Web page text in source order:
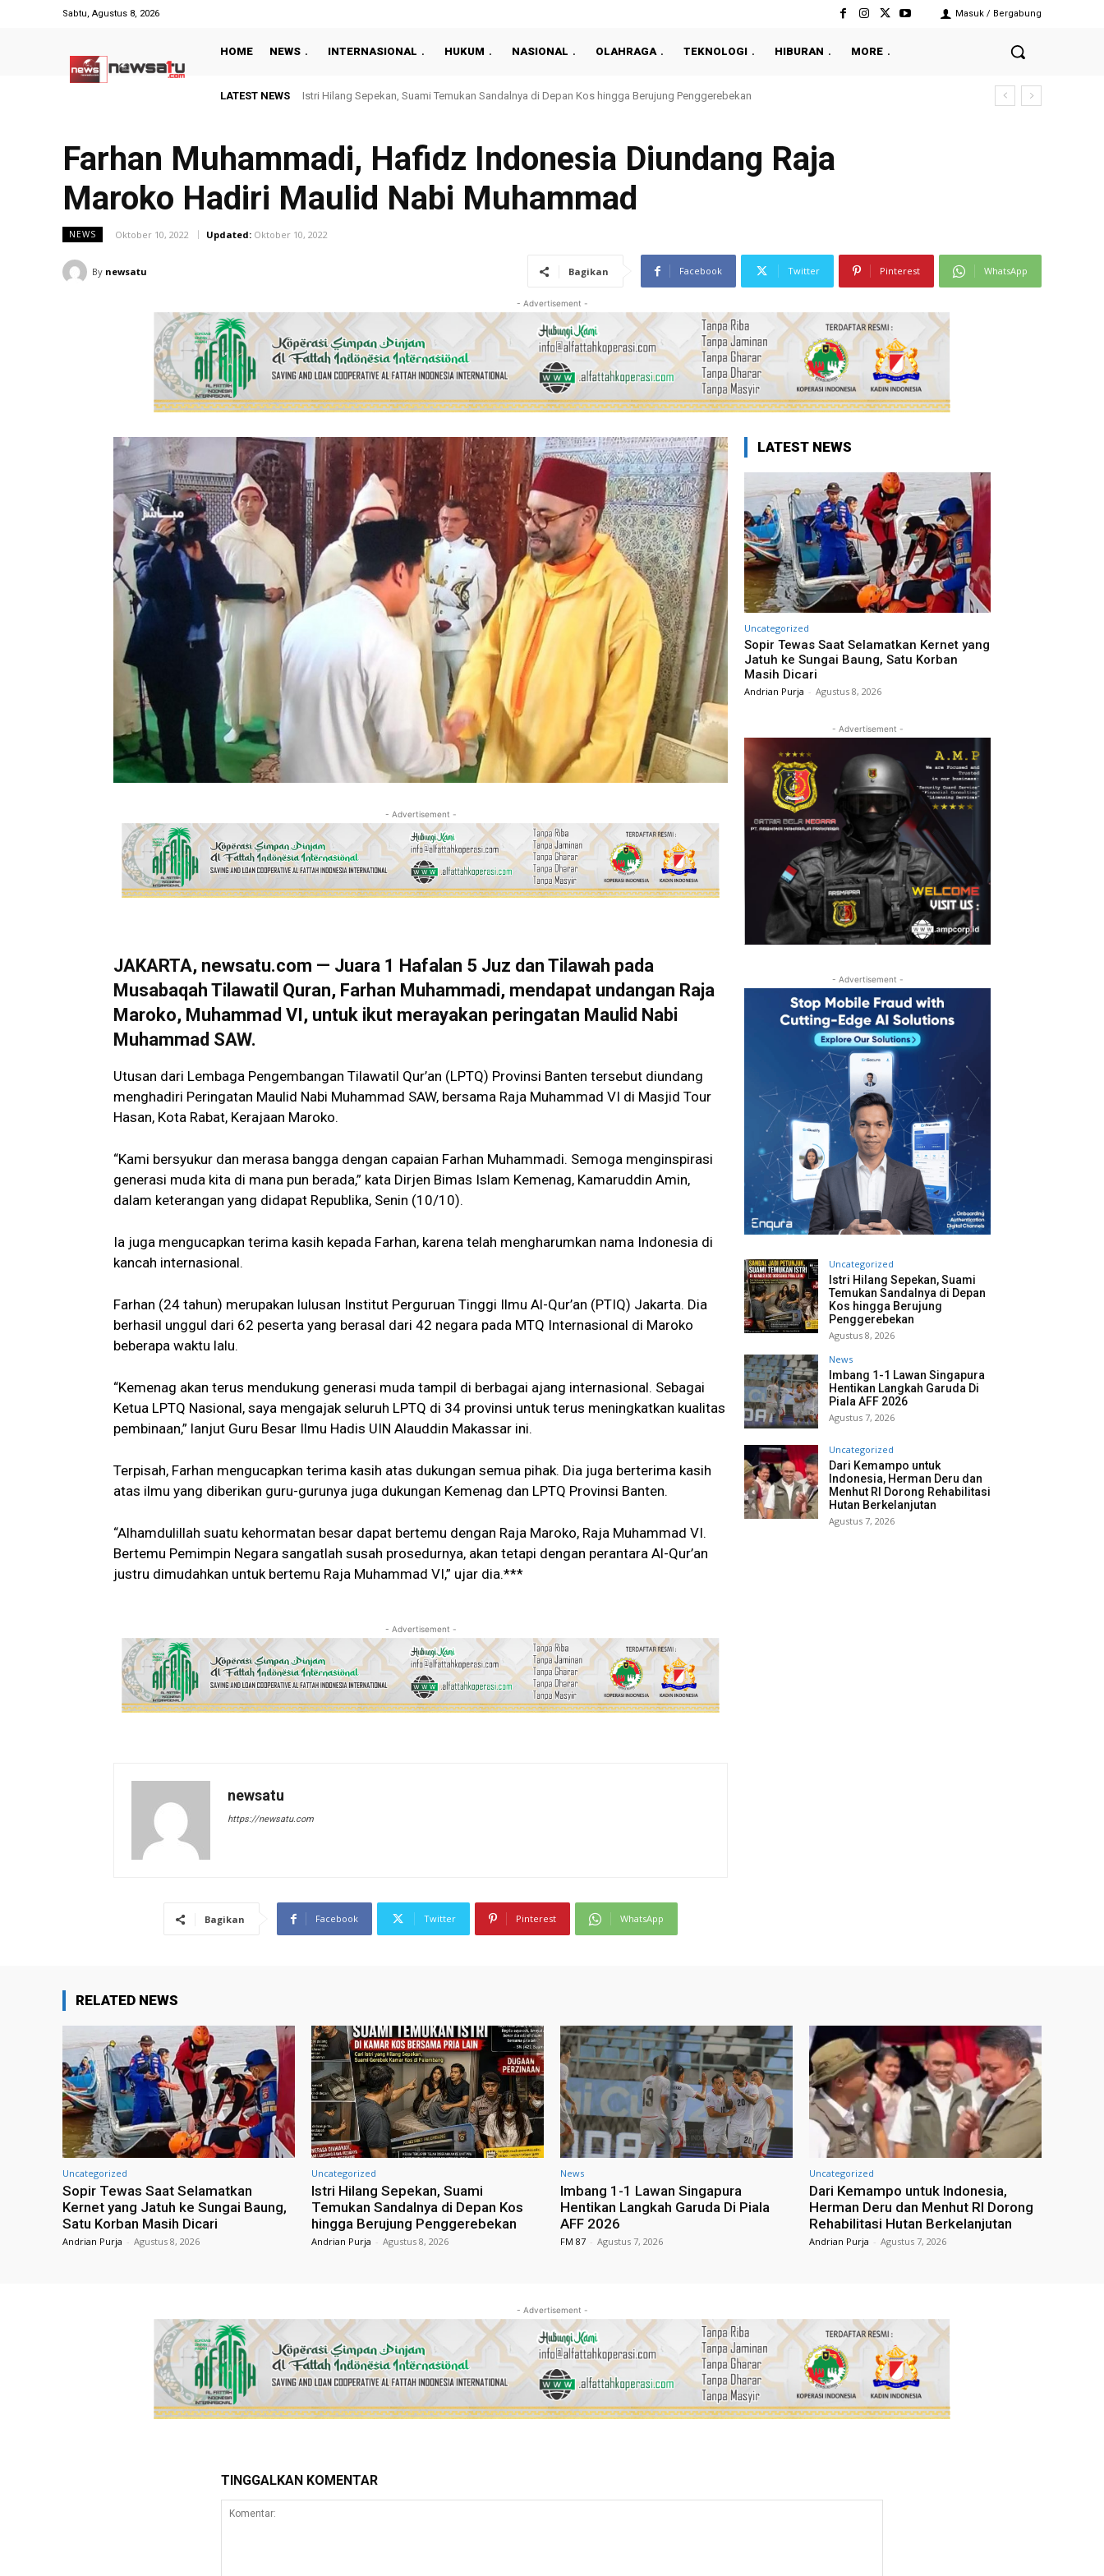
Sabtu, Agustus 8, 2026 Masuk / Bergabung
HOME NEWS INTERNASIONAL HUKUM NASIONAL OLAHRAGA TEKNOLOGI HIBURAN MORE
LATEST NEWSIstri Hilang Sepekan, Suami Temukan Sandalnya di Depan Kos hingga Berujung Penggerebekan
Imbang 1-1 Lawan Singapura Hentikan Langkah Garuda Di Piala AFF 2026
Farhan Muhammadi, Hafidz Indonesia Diundang Raja
Maroko Hadiri Maulid Nabi Muhammad
NEWS Oktober 10, 2022 Updated: Oktober 10, 2022
By newsatu Bagikan Facebook Twitter Pinterest WhatsApp
- Advertisement -
- Advertisement -
JAKARTA, newsatu.com — Juara 1 Hafalan 5 Juz dan Tilawah pada
Musabaqah Tilawatil Quran, Farhan Muhammadi, mendapat undangan Raja
Maroko, Muhammad VI, untuk ikut merayakan peringatan Maulid Nabi
Muhammad SAW.
Utusan dari Lembaga Pengembangan Tilawatil Qur’an (LPTQ) Provinsi Banten tersebut diundang
menghadiri Peringatan Maulid Nabi Muhammad SAW, bersama Raja Muhammad VI di Masjid Tour
Hasan, Kota Rabat, Kerajaan Maroko.
“Kami bersyukur dan merasa bangga dengan capaian Farhan Muhammadi. Semoga menginspirasi
generasi muda kita di mana pun berada,” kata Dirjen Bimas Islam Kemenag, Kamaruddin Amin,
dalam keterangan yang didapat Republika, Senin (10/10).
Ia juga mengucapkan terima kasih kepada Farhan, karena telah mengharumkan nama Indonesia di
kancah internasional.
Farhan (24 tahun) merupakan lulusan Institut Perguruan Tinggi Ilmu Al-Qur’an (PTIQ) Jakarta. Dia
berhasil unggul dari 62 peserta yang berasal dari 42 negara pada MTQ Internasional di Maroko
beberapa waktu lalu.
“Kemenag akan terus mendukung generasi muda tampil di berbagai ajang internasional. Sebagai
Ketua LPTQ Nasional, saya mengajak seluruh LPTQ di 34 provinsi untuk terus meningkatkan kualitas
pembinaan,” lanjut Guru Besar Ilmu Hadis UIN Alauddin Makassar ini.
Terpisah, Farhan mengucapkan terima kasih atas dukungan semua pihak. Dia juga berterima kasih
atas ilmu yang diberikan guru-gurunya juga dukungan Kemenag dan LPTQ Provinsi Banten.
“Alhamdulillah suatu kehormatan besar dapat bertemu dengan Raja Maroko, Raja Muhammad VI.
Bertemu Pemimpin Negara sangatlah susah prosedurnya, akan tetapi dengan perantara Al-Qur’an
justru dimudahkan untuk bertemu Raja Muhammad VI,” ujar dia.***
- Advertisement -
newsatu
https://newsatu.com
Bagikan Facebook Twitter Pinterest WhatsApp
LATEST NEWS
Uncategorized
Sopir Tewas Saat Selamatkan Kernet yang
Jatuh ke Sungai Baung, Satu Korban
Masih Dicari
Andrian Purja - Agustus 8, 2026
- Advertisement -
- Advertisement -
Uncategorized
Istri Hilang Sepekan, Suami
Temukan Sandalnya di Depan
Kos hingga Berujung
Penggerebekan
Agustus 8, 2026
News
Imbang 1-1 Lawan Singapura
Hentikan Langkah Garuda Di
Piala AFF 2026
Agustus 7, 2026
Uncategorized
Dari Kemampo untuk
Indonesia, Herman Deru dan
Menhut RI Dorong Rehabilitasi
Hutan Berkelanjutan
Agustus 7, 2026
RELATED NEWS
Uncategorized
Sopir Tewas Saat Selamatkan
Kernet yang Jatuh ke Sungai Baung,
Satu Korban Masih Dicari
Andrian Purja - Agustus 8, 2026
Uncategorized
Istri Hilang Sepekan, Suami
Temukan Sandalnya di Depan Kos
hingga Berujung Penggerebekan
Andrian Purja - Agustus 8, 2026
News
Imbang 1-1 Lawan Singapura
Hentikan Langkah Garuda Di Piala
AFF 2026
FM 87 - Agustus 7, 2026
Uncategorized
Dari Kemampo untuk Indonesia,
Herman Deru dan Menhut RI Dorong
Rehabilitasi Hutan Berkelanjutan
Andrian Purja - Agustus 7, 2026
- Advertisement -
TINGGALKAN KOMENTAR